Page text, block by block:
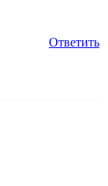
Ответить